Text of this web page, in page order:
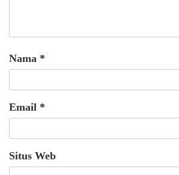
Nama *
Email *
Situs Web